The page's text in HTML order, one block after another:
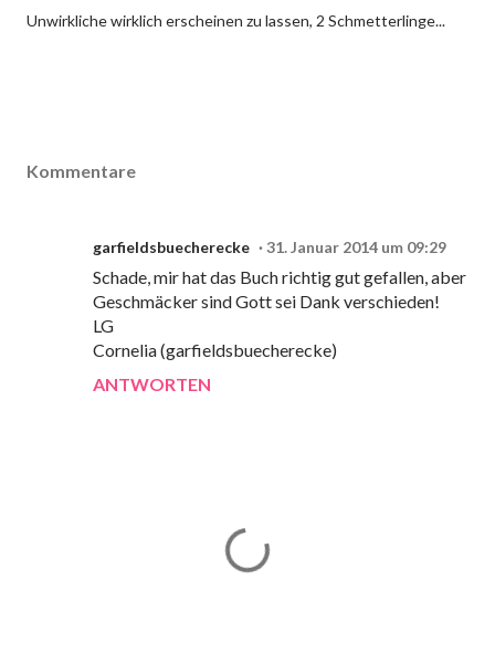
Unwirkliche wirklich erscheinen zu lassen, 2 Schmetterlinge...
Kommentare
garfieldsbuecherecke 31. Januar 2014 um 09:29
Schade, mir hat das Buch richtig gut gefallen, aber
Geschmäcker sind Gott sei Dank verschieden!
LG
Cornelia (garfieldsbuecherecke)
ANTWORTEN